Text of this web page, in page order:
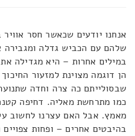
אנחנו יודעים שכאשר חסר
שלהם עם הכביש גדלה ומגבירה
במילים אחרות – היא מגדילה
הן דוגמה מצוינת למזעור
שבסולייתם כה צרה וחדה
כמו מתרחשת מאליה. דחיפה
מאמץ. אבל האם עצרנו לחשוב
בהיבטים אחרים – ופחות צפויים